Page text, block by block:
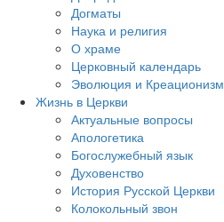
Догматы
Наука и религия
О храме
Церковный календарь
Эволюция и Креационизм
Жизнь в Церкви
Актуальные вопросы
Апологетика
Богослужебный язык
Духовенство
История Русской Церкви
Колокольный звон